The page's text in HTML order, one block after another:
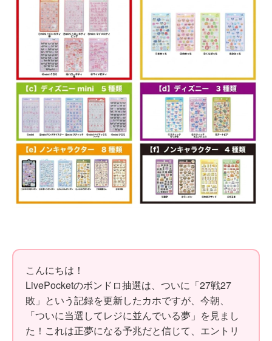
こんにちは！
LivePocketのボンドロ抽選は、ついに「27戦27
敗」という記録を更新したカホですが、今朝、
「ついに当選してレジに並んでいる夢」を見まし
た！これは正夢になる予兆だと信じて、エントリ